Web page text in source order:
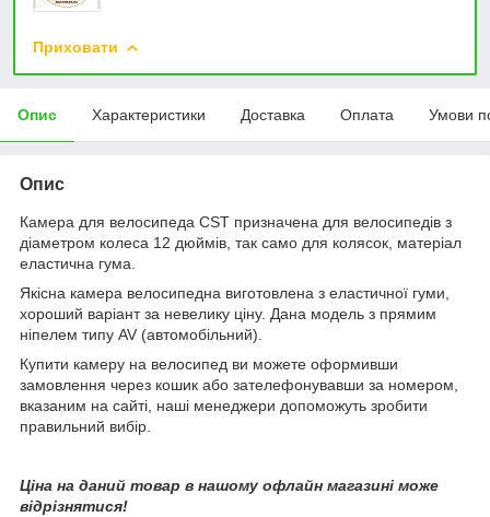
Приховати
Опис Характеристики Доставка Оплата Умови
Опис
Камера для велосипеда CST призначена для велосипедів з
діаметром колеса 12 дюймів, так само для колясок, матеріал
еластична гума.
Якісна камера велосипедна виготовлена з еластичної гуми,
хороший варіант за невелику ціну. Дана модель з прямим
ніпелем типу AV (автомобільний).
Купити камеру на велосипед ви можете оформивши
замовлення через кошик або зателефонувавши за номером,
вказаним на сайті, наші менеджери допоможуть зробити
правильний вибір.
Ціна на даний товар в нашому офлайн магазині може
відрізнятися!